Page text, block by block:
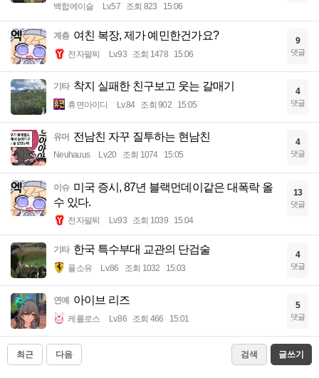
백합에이슬 Lv.57 조회 823 15:06
계층 여친 복장, 제가 예민한건가요?
전자팔찌 Lv.93 조회 1478 15:06
9
댓글
기타 착지 실패한 친구보고 웃는 갈매기
휴면아이디 Lv.84 조회 902 15:05
4
댓글
유머 전남친 자꾸 질투하는 현남친
Neuhauus Lv.20 조회 1074 15:05
4
댓글
이슈 미국 증시, 87년 블랙먼데이같은 대폭락 올
수 있다.
전자팔찌 Lv.93 조회 1039 15:04
13
댓글
기타 한국 특수부대 교관의 단검술
풀소유 Lv.86 조회 1032 15:03
4
댓글
연예 아이브 리즈
케를로스 Lv.86 조회 466 15:01
5
댓글
최근 다음 검색 글쓰기